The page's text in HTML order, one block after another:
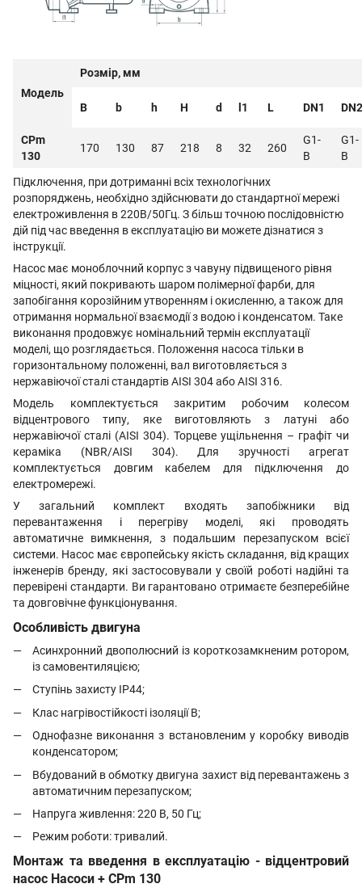
Модель
Розмір, мм
B b h H d l1 L DN1 DN2
CPm
130
170 130 87 218 8 32 260
G1-
B
G1-
B
Підключення, при дотриманні всіх технологічних
розпоряджень, необхідно здійснювати до стандартної мережі
електроживлення в 220В/50Гц. З більш точною послідовністю
дій під час введення в експлуатацію ви можете дізнатися з
інструкції.
Насос має моноблочний корпус з чавуну підвищеного рівня
міцності, який покривають шаром полімерної фарби, для
запобігання корозійним утворенням і окисленню, а також для
отримання нормальної взаємодії з водою і конденсатом. Таке
виконання продовжує номінальний термін експлуатації
моделі, що розглядається. Положення насоса тільки в
горизонтальному положенні, вал виготовляється з
нержавіючої сталі стандартів AISI 304 або AISI 316.
Модель комплектується закритим робочим колесом
відцентрового типу, яке виготовляють з латуні або
нержавіючої сталі (AISI 304). Торцеве ущільнення – графіт чи
кераміка (NBR/AISI 304). Для зручності агрегат
комплектується довгим кабелем для підключення до
електромережі.
У загальний комплект входять запобіжники від
перевантаження і перегріву моделі, які проводять
автоматичне вимкнення, з подальшим перезапуском всієї
системи. Насос має європейську якість складання, від кращих
інженерів бренду, які застосовували у своїй роботі надійні та
перевірені стандарти. Ви гарантовано отримаєте безперебійне
та довговічне функціонування.
Особливість двигуна
Асинхронний двополюсний із короткозамкненим ротором,
із самовентиляцією;
Ступінь захисту IP44;
Клас нагрівостійкості ізоляції В;
Однофазне виконання з встановленим у коробку виводів
конденсатором;
Вбудований в обмотку двигуна захист від перевантажень з
автоматичним перезапуском;
Напруга живлення: 220 В, 50 Гц;
Режим роботи: тривалий.
Монтаж та введення в експлуатацію - відцентровий
насос Насоси + CPm 130